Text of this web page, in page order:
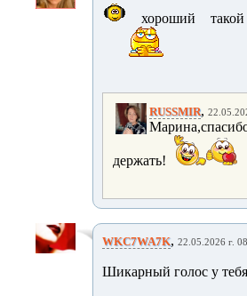
хороший
RUSSMIR,
держать!
WKC7WA7K, 22.05.2026 г.
Шикарный голос у